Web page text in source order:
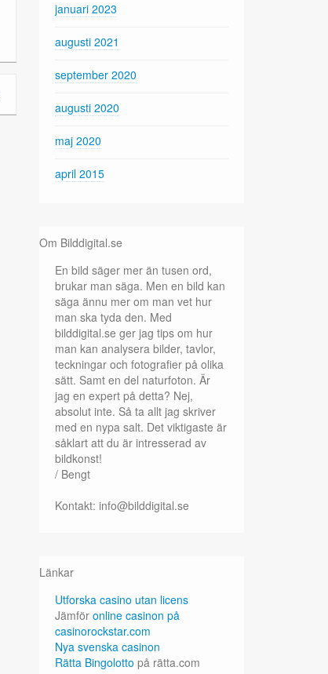
januari 2023
augusti 2021
september 2020
augusti 2020
maj 2020
april 2015
Om Bilddigital.se
En bild säger mer än tusen ord,
brukar man säga. Men en bild kan
säga ännu mer om man vet hur
man ska tyda den. Med
bilddigital.se ger jag tips om hur
man kan analysera bilder, tavlor,
teckningar och fotografier på olika
sätt. Samt en del naturfoton. Är
jag en expert på detta? Nej,
absolut inte. Så ta allt jag skriver
med en nypa salt. Det viktigaste är
såklart att du är intresserad av
bildkonst!
/ Bengt
Kontakt: info@bilddigital.se
Länkar
Utforska casino utan licens
Jämföronline casinon på
casinorockstar.com
Nya svenska casinon
Rätta Bingolotto på rätta.com